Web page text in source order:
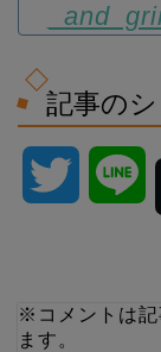
記事の
※コメントは記
ます。